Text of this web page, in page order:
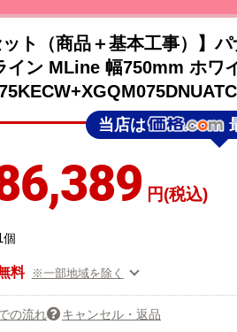
ット（商品＋基本工事）】
イン MLine 幅750mm ホワ
当店は
円(税込)
個
料 ※一部地域を除く
の流れ キャンセル・返品